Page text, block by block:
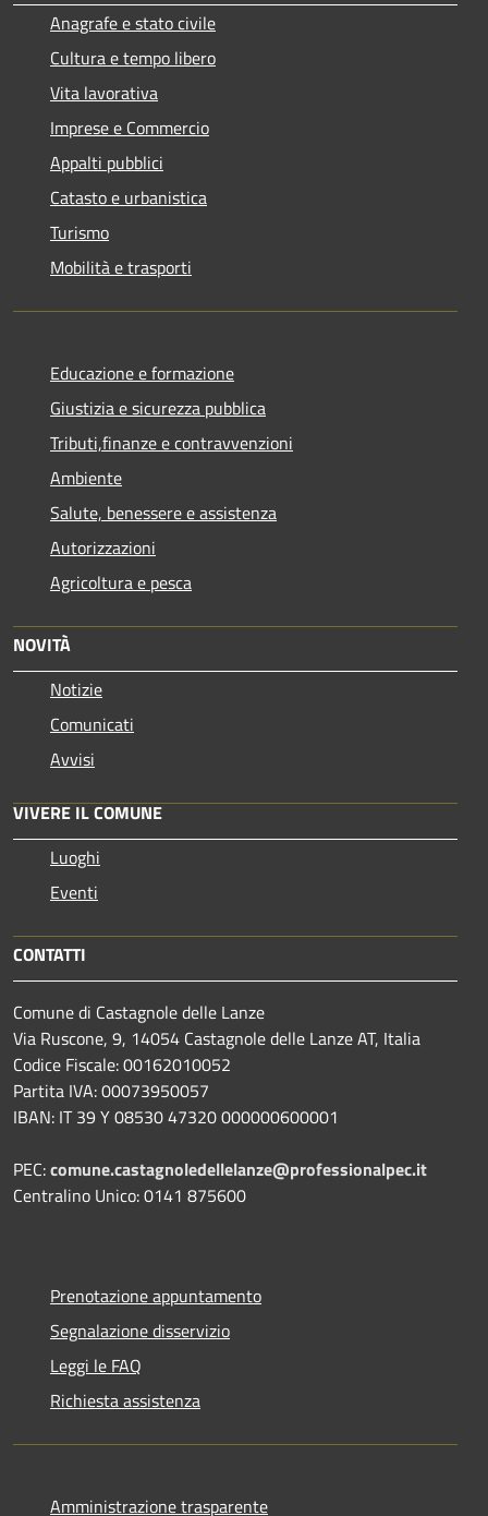
Anagrafe e stato civile
Cultura e tempo libero
Vita lavorativa
Imprese e Commercio
Appalti pubblici
Catasto e urbanistica
Turismo
Mobilità e trasporti
Educazione e formazione
Giustizia e sicurezza pubblica
Tributi,finanze e contravvenzioni
Ambiente
Salute, benessere e assistenza
Autorizzazioni
Agricoltura e pesca
NOVITÀ
Notizie
Comunicati
Avvisi
VIVERE IL COMUNE
Luoghi
Eventi
CONTATTI
Comune di Castagnole delle Lanze
Via Ruscone, 9, 14054 Castagnole delle Lanze AT, Italia
Codice Fiscale: 00162010052
Partita IVA: 00073950057
IBAN: IT 39 Y 08530 47320 000000600001
PEC:comune.castagnoledellelanze@professionalpec.it
Centralino Unico: 0141 875600
Prenotazione appuntamento
Segnalazione disservizio
Leggi le FAQ
Richiesta assistenza
Amministrazione trasparente